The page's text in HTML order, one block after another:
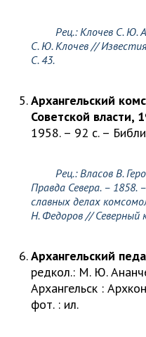
Рец.:Клочев С. Ю.
С. Ю. Клочев //
С. 43.
Архангельский
Советской власти,
1958. – 92 с. –
Рец.:Власов В.
Правда Севера. – 1858.
славных делах
Н. Федоров// Северный
Архангельский
редкол.: М. Ю.
Архангельск :
фот. : ил.